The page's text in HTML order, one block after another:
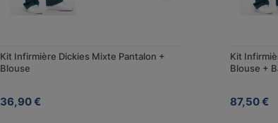
Kit Infirmière Dickies Mixte Pantalon +
Blouse
36,90 €
Kit
Blouse +
87,50 €